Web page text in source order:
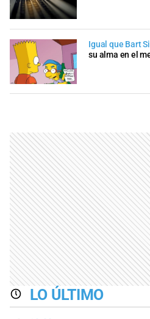
Igual que Bart
su alma en el
LO ÚLTIMO